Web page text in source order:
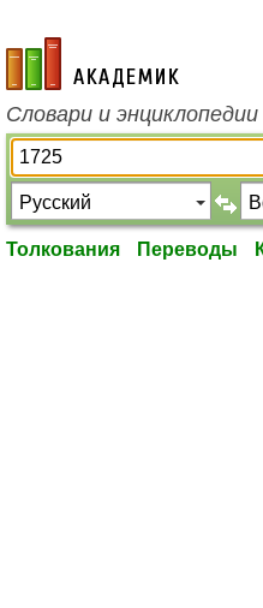
academic.ru
Словари и
Толкования Переводы